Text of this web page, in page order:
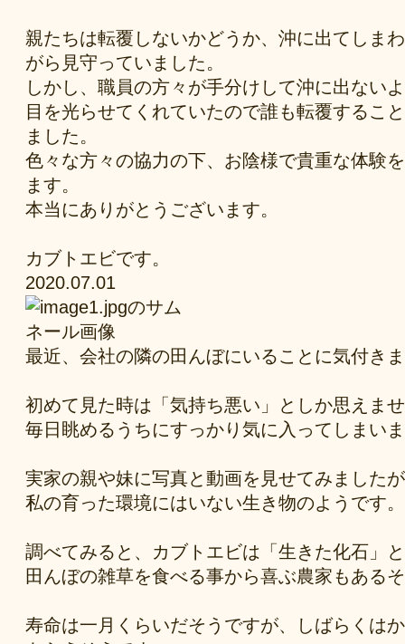
親たちは転覆しないかどうか、沖に出てしま
がら見守っていました。
しかし、職員の方々が手分けして沖に出ない
目を光らせてくれていたので誰も転覆するこ
ました。
色々な方々の協力の下、お陰様で貴重な体験
ます。
本当にありがとうございます。
カブトエビです。
2020.07.01
最近、会社の隣の田んぼにいることに気付き
初めて見た時は「気持ち悪い」としか思えま
毎日眺めるうちにすっかり気に入ってしまい
実家の親や妹に写真と動画を見せてみましたが
私の育った環境にはいない生き物のようです。
調べてみると、カブトエビは「生きた化石」
田んぼの雑草を食べる事から喜ぶ農家もある
寿命は一月くらいだそうですが、しばらくは